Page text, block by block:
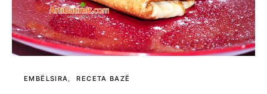
EMBËLSIRA RECETA BAZË